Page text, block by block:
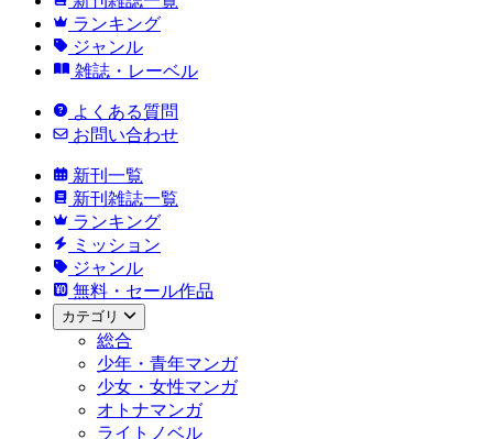
ランキング
ジャンル
雑誌・レーベル
よくある質問
お問い合わせ
新刊一覧
新刊雑誌一覧
ランキング
ミッション
ジャンル
無料・セール作品
カテゴリ
総合
少年・青年マンガ
少女・女性マンガ
オトナマンガ
ライトノベル